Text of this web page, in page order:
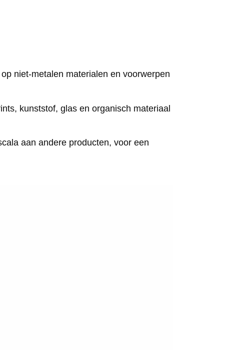
niet-metalen materialen en voorwerpen
kunststof, glas en organisch materiaal
aan andere producten, voor een